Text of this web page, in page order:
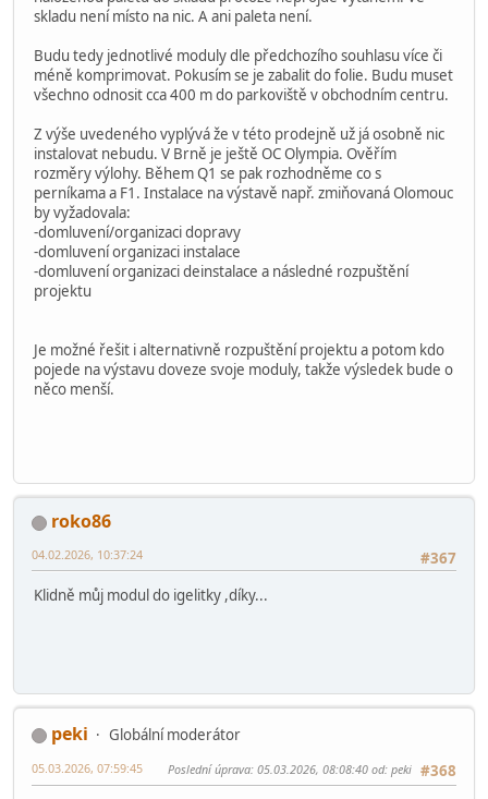
skladu není místo na nic. A ani paleta není.
Budu tedy jednotlivé moduly dle předchozího souhlasu více či
méně komprimovat. Pokusím se je zabalit do folie. Budu muset
všechno odnosit cca 400 m do parkoviště v obchodním centru.
Z výše uvedeného vyplývá že v této prodejně už já osobně nic
instalovat nebudu. V Brně je ještě OC Olympia. Ověřím
rozměry výlohy. Během Q1 se pak rozhodněme co s
perníkama a F1. Instalace na výstavě např. zmiňovaná Olomouc
by vyžadovala:
-domluvení/organizaci dopravy
-domluvení organizaci instalace
-domluvení organizaci deinstalace a následné rozpuštění
projektu
Je možné řešit i alternativně rozpuštění projektu a potom kdo
pojede na výstavu doveze svoje moduly, takže výsledek bude o
něco menší.
roko86
#367
04.02.2026, 10:37:24
Klidně můj modul do igelitky ,díky...
peki
Globální moderátor
#368
05.03.2026, 07:59:45 Poslední úprava: 05.03.2026, 08:08:40 od: peki